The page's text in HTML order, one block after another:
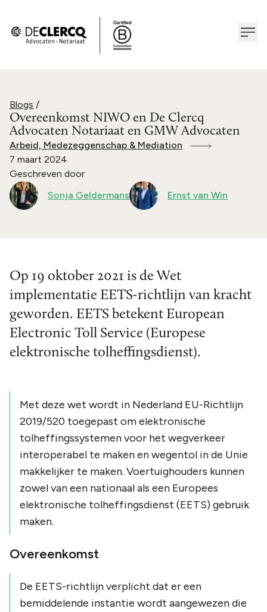
Blogs /
Overeenkomst NIWO en De Clercq
Advocaten Notariaat en GMW Advocaten
Arbeid, Medezeggenschap & Mediation
7 maart 2024
Geschreven door
Sonja Geldermans
Ernst van Win
Op 19 oktober 2021 is de Wet
implementatie EETS-richtlijn van kracht
geworden. EETS betekent European
Electronic Toll Service (Europese
elektronische tolheffingsdienst).
Met deze wet wordt in Nederland EU-Richtlijn
2019/520 toegepast om elektronische
tolheffingssystemen voor het wegverkeer
interoperabel te maken en wegentol in de Unie
makkelijker te maken. Voertuighouders kunnen
zowel van een nationaal als een Europees
elektronische tolheffingsdienst (EETS) gebruik
maken.
Overeenkomst
De EETS-richtlijn verplicht dat er een
bemiddelende instantie wordt aangewezen die